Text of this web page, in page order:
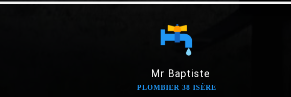
Mr Baptiste
PLOMBIER 38 ISÈRE